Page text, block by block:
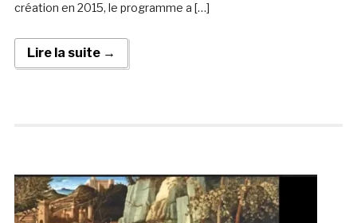
création en 2015, le programme a […]
Lire la suite →